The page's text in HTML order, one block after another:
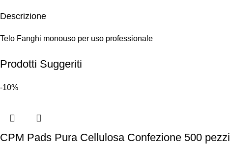
Descrizione
Telo Fanghi monouso per uso professionale
Prodotti Suggeriti
-10%
CPM Pads Pura Cellulosa Confezione 500 pezzi